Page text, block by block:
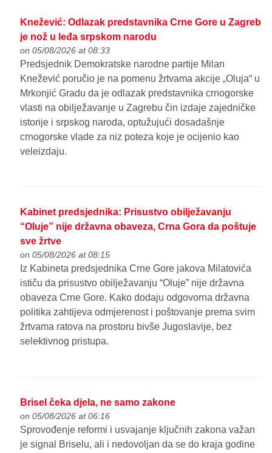
Knežević: Odlazak predstavnika Crne Gore u Zagreb
je nož u leđa srpskom narodu
on 05/08/2026 at 08:33
Predsjednik Demokratske narodne partije Milan
Knežević poručio je na pomenu žrtvama akcije „Oluja“ u
Mrkonjić Gradu da je odlazak predstavnika crnogorske
vlasti na obilježavanje u Zagrebu čin izdaje zajedničke
istorije i srpskog naroda, optužujući dosadašnje
crnogorske vlade za niz poteza koje je ocijenio kao
veleizdaju.
Kabinet predsjednika: Prisustvo obilježavanju
“Oluje” nije državna obaveza, Crna Gora da poštuje
sve žrtve
on 05/08/2026 at 08:15
Iz Kabineta predsjednika Crne Gore jakova Milatovića
ističu da prisustvo obilježavanju “Oluje” nije državna
obaveza Crne Gore. Kako dodaju odgovorna državna
politika zahtijeva odmjerenost i poštovanje prema svim
žrtvama ratova na prostoru bivše Jugoslavije, bez
selektivnog pristupa.
Brisel čeka djela, ne samo zakone
on 05/08/2026 at 06:16
Sprovođenje reformi i usvajanje ključnih zakona važan
je signal Briselu, ali i nedovoljan da se do kraja godine